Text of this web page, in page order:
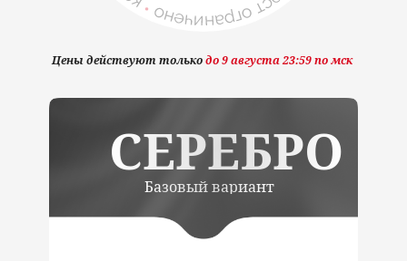
Цены действуют толькодо 9 августа 23:59 по мск
СЕРЕБРО
Базовый вариант